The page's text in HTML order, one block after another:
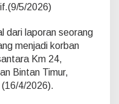
5/2026)
dari laporan seorang
menjadi korban
Km 24,
Bintan Timur,
4/2026).